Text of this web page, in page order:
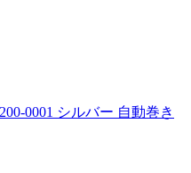
0001 シルバー 自動巻き